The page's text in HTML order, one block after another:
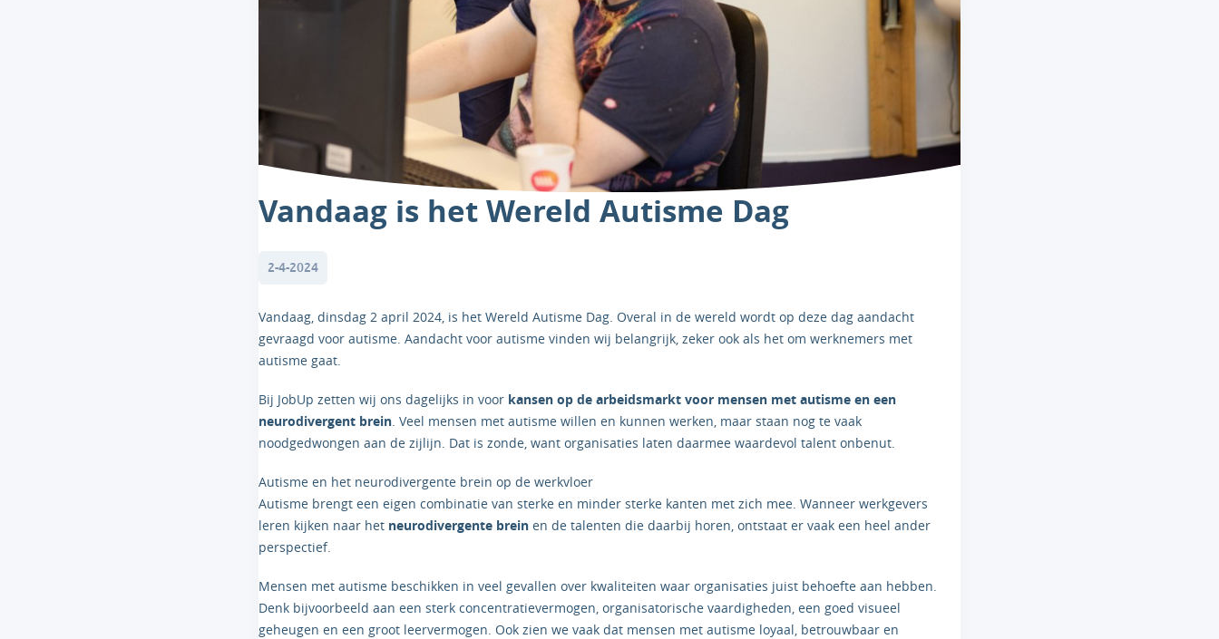
Vandaag is het Wereld Autisme Dag
2-4-2024
Vandaag, dinsdag 2 april 2024, is het Wereld Autisme Dag. Overal in de wereld wordt op deze dag aandacht
gevraagd voor autisme. Aandacht voor autisme vinden wij belangrijk, zeker ook als het om werknemers met
autisme gaat.
Bij JobUp zetten wij ons dagelijks in voor kansen op de arbeidsmarkt voor mensen met autisme en een
neurodivergent brein . Veel mensen met autisme willen en kunnen werken, maar staan nog te vaak
noodgedwongen aan de zijlijn. Dat is zonde, want organisaties laten daarmee waardevol talent onbenut.
Autisme en het neurodivergente brein op de werkvloer
Autisme brengt een eigen combinatie van sterke en minder sterke kanten met zich mee. Wanneer werkgevers
leren kijken naar het neurodivergente brein en de talenten die daarbij horen, ontstaat er vaak een heel ander
perspectief.
Mensen met autisme beschikken in veel gevallen over kwaliteiten waar organisaties juist behoefte aan hebben.
Denk bijvoorbeeld aan een sterk concentratievermogen, organisatorische vaardigheden, een goed visueel
geheugen en een groot leervermogen. Ook zien we vaak dat mensen met autisme loyaal, betrouwbaar en